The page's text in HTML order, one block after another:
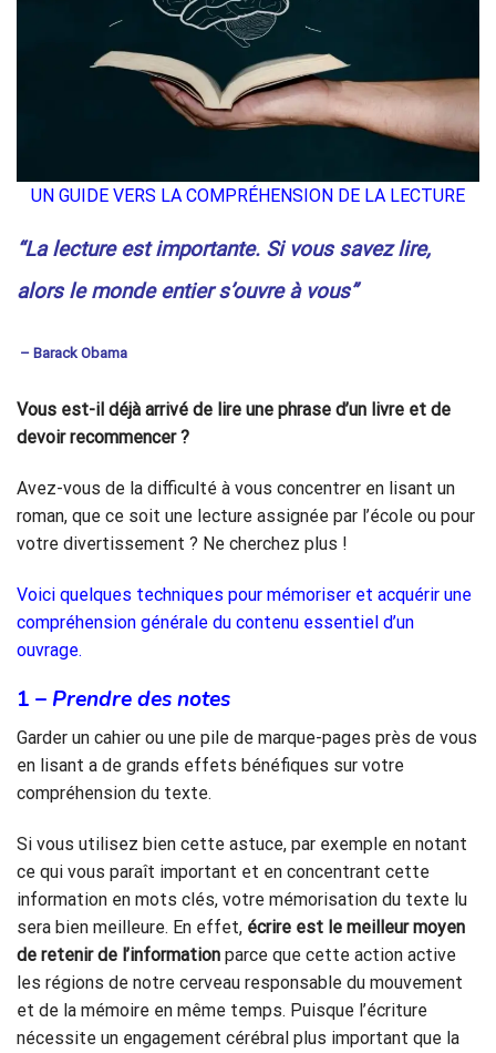
UN GUIDE VERS LA COMPRÉHENSION DE LA LECTURE
“La lecture est importante. Si vous savez lire,
alors le monde entier s’ouvre à vous”
– Barack Obama
Vous est-il déjà arrivé de lire une phrase d’un livre et de
devoir recommencer ?
Avez-vous de la difficulté à vous concentrer en lisant un
roman, que ce soit une lecture assignée par l’école ou pour
votre divertissement ? Ne cherchez plus !
Voici quelques techniques pour mémoriser et acquérir une
compréhension générale du contenu essentiel d’un
ouvrage.
1 – Prendre des notes
Garder un cahier ou une pile de marque-pages près de vous
en lisant a de grands effets bénéfiques sur votre
compréhension du texte.
Si vous utilisez bien cette astuce, par exemple en notant
ce qui vous paraît important et en concentrant cette
information en mots clés, votre mémorisation du texte lu
sera bien meilleure. En effet, écrire est le meilleur moyen
de retenir de l’information parce que cette action active
les régions de notre cerveau responsable du mouvement
et de la mémoire en même temps. Puisque l’écriture
nécessite un engagement cérébral plus important que la